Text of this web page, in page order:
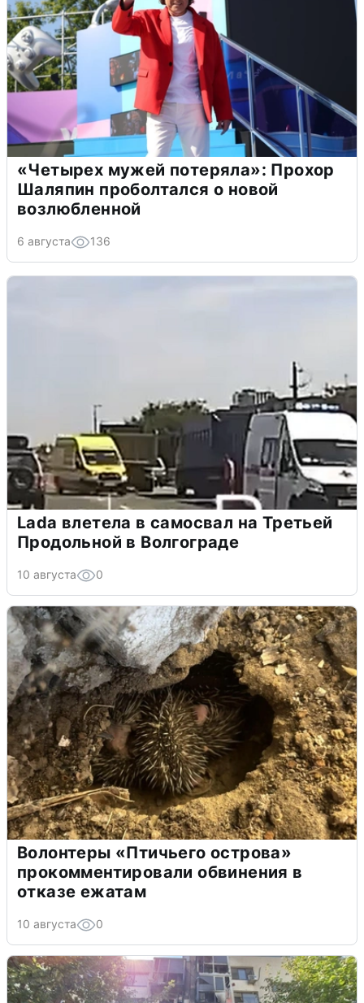
«Четырех мужей потеряла»: Прохор
Шаляпин проболтался о новой
возлюбленной
6 августа 136
Lada влетела в самосвал на Третьей
Продольной в Волгограде
10 августа 0
Волонтеры «Птичьего острова»
прокомментировали обвинения в
отказе ежатам
10 августа 0